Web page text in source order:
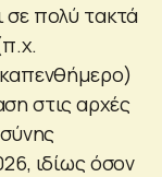
σε πολύ τακτά
στις αρχές
ιδίως όσον